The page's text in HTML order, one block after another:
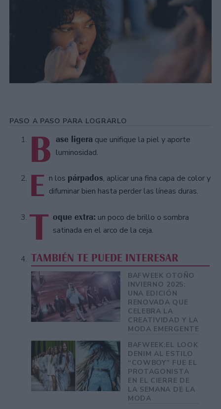
PASO A PASO PARA LOGRARLO
B ase ligera que unifique la piel y aporte
luminosidad.
E n los párpados, aplicar una fina capa de color y
difuminar bien hasta perder las líneas duras.
T oque extra: un poco de brillo o sombra
satinada en el arco de la ceja.
TAMBIÉN TE PUEDE INTERESAR
BAFWEEK OTOÑO
INVIERNO 2025:
UNA EDICIÓN
RENOVADA QUE
CELEBRA LA
CREATIVIDAD Y LA
MODA EMERGENTE
BAFWEEK:EL LOOK
DENIM AL ESTILO
“COWBOY” FUE EL
PROTAGONISTA
EN EL CIERRE DE
LA SEMANA DE LA
MODA